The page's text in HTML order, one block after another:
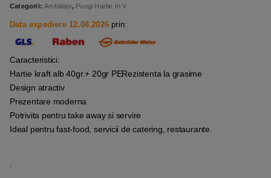
Categorii:Ambalaje, Pungi Hartie In V
Data expediere 12.08.2026 prin:
Caracteristici:
Hartie kraft alb 40gr.+ 20gr PERezistenta la grasime
Design atractiv
Prezentare moderna
Potrivita pentru take away si servire
Ideal pentru fast-food, servicii de catering, restaurante.